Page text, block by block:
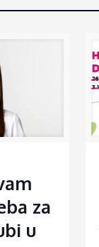
za
u